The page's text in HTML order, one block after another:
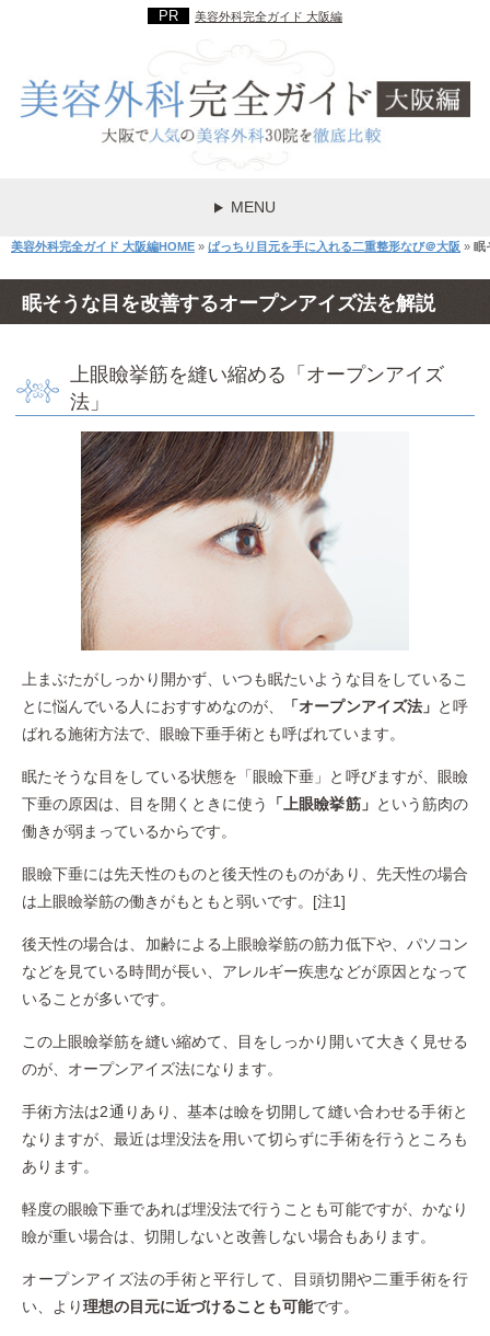
美容外科完全ガイド 大阪編
MENU
美容外科完全ガイド 大阪編HOME » ぱっちり目元を手に入れる二重整形なび＠大阪 » 眠
眠そうな目を改善するオープンアイズ法を解説
上眼瞼挙筋を縫い縮める「オープンアイズ
法」
上まぶたがしっかり開かず、いつも眠たいような目をしているこ
とに悩んでいる人におすすめなのが、
「オープンアイズ法」 と呼
ばれる施術方法で、眼瞼下垂手術とも呼ばれています。
眠たそうな目をしている状態を「眼瞼下垂」と呼びますが、眼瞼
下垂の原因は、目を開くときに使う
「上眼瞼挙筋」 という筋肉の
働きが弱まっているからです。
眼瞼下垂には先天性のものと後天性のものがあり、先天性の場合
は上眼瞼挙筋の働きがもともと弱いです。[注1]
後天性の場合は、加齢による上眼瞼挙筋の筋力低下や、パソコン
などを見ている時間が長い、アレルギー疾患などが原因となって
いることが多いです。
この上眼瞼挙筋を縫い縮めて、目をしっかり開いて大きく見せる
のが、オープンアイズ法になります。
手術方法は2通りあり、基本は瞼を切開して縫い合わせる手術と
なりますが、最近は埋没法を用いて切らずに手術を行うところも
あります。
軽度の眼瞼下垂であれば埋没法で行うことも可能ですが、かなり
瞼が重い場合は、切開しないと改善しない場合もあります。
オープンアイズ法の手術と平行して、目頭切開や二重手術を行
い、より理想の目元に近づけることも可能です。